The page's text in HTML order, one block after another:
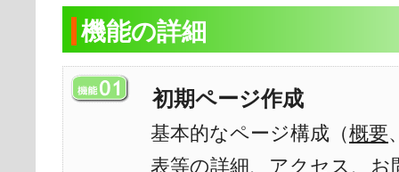
機能の詳細
初期ページ作成
基本的なページ構成（概要
表等の詳細、 アクセス 、 お